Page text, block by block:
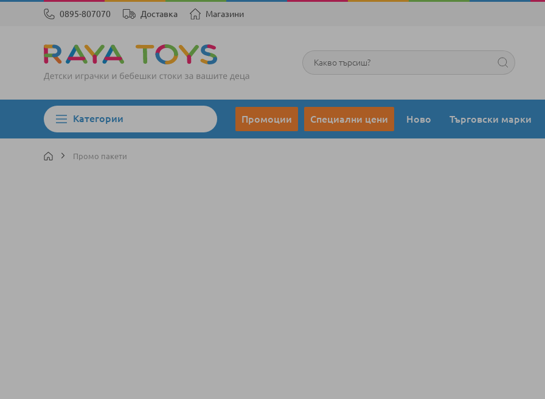
0895-807070 Доставка Магазини
Търсене
Категории Промоции Специални цени Ново Търговски марки
Промо пакети